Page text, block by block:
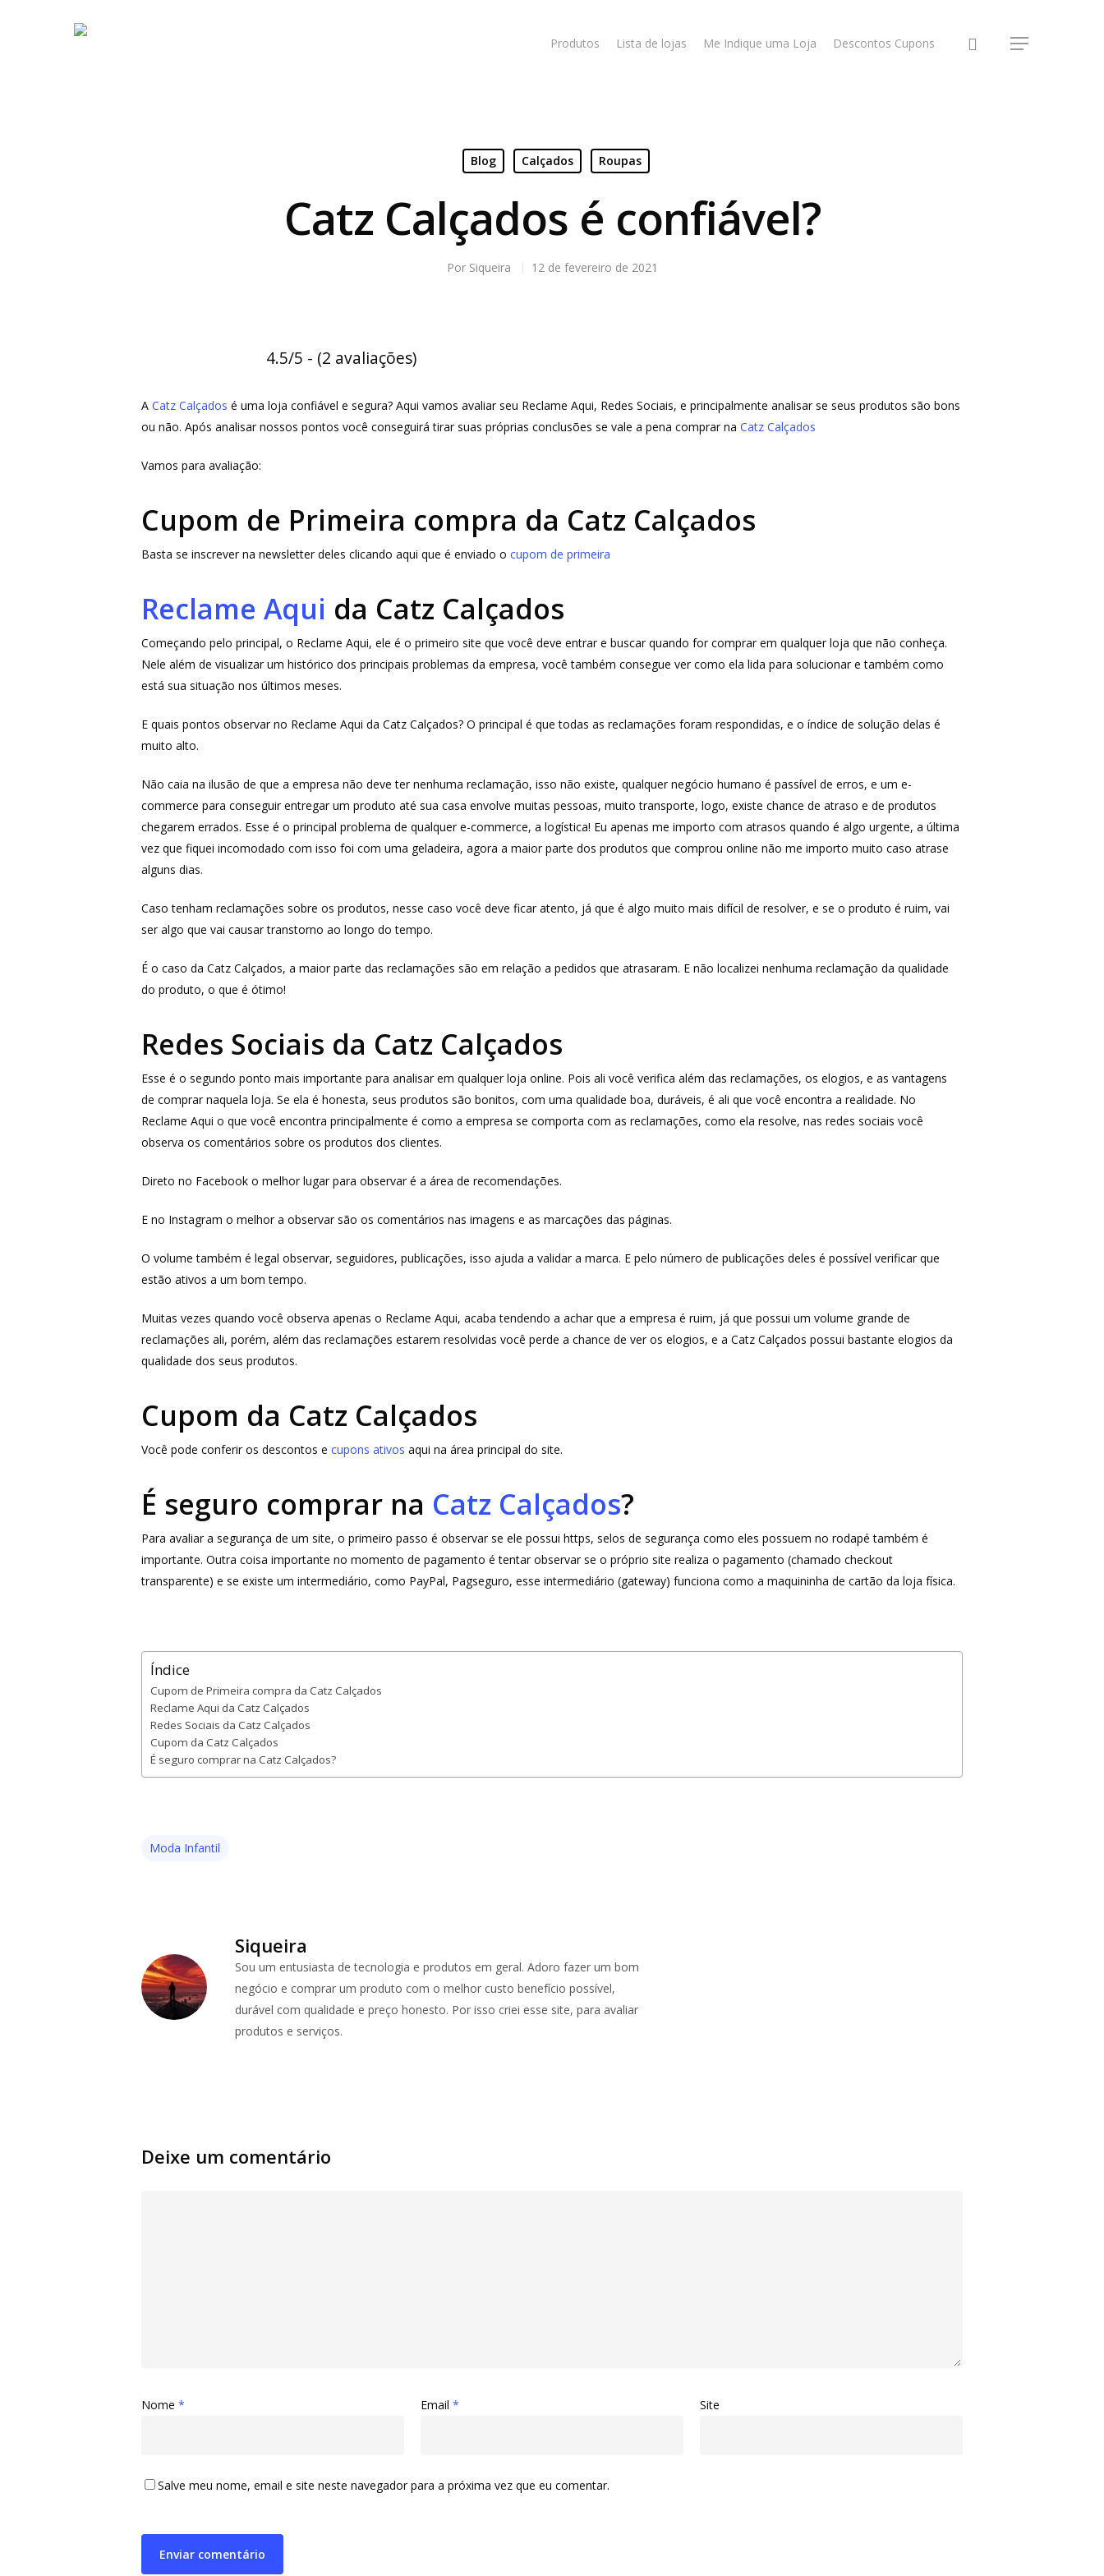
Aperte ENTER para buscar ou ESC para fechar
Produtos Lista de lojas Me Indique uma Loja Descontos Cupons
Blog Calçados Roupas
Catz Calçados é confiável?
Por Siqueira 12 de fevereiro de 2021
4.5/5 - (2 avaliações)
A Catz Calçados é uma loja confiável e segura? Aqui vamos avaliar seu Reclame Aqui, Redes Sociais, e principalmente analisar se seus produtos são bons
ou não. Após analisar nossos pontos você conseguirá tirar suas próprias conclusões se vale a pena comprar na Catz Calçados
Vamos para avaliação:
Cupom de Primeira compra da Catz Calçados
Basta se inscrever na newsletter deles clicando aqui que é enviado o cupom de primeira
Reclame Aqui da Catz Calçados
Começando pelo principal, o Reclame Aqui, ele é o primeiro site que você deve entrar e buscar quando for comprar em qualquer loja que não conheça.
Nele além de visualizar um histórico dos principais problemas da empresa, você também consegue ver como ela lida para solucionar e também como
está sua situação nos últimos meses.
E quais pontos observar no Reclame Aqui da Catz Calçados? O principal é que todas as reclamações foram respondidas, e o índice de solução delas é
muito alto.
Não caia na ilusão de que a empresa não deve ter nenhuma reclamação, isso não existe, qualquer negócio humano é passível de erros, e um e-
commerce para conseguir entregar um produto até sua casa envolve muitas pessoas, muito transporte, logo, existe chance de atraso e de produtos
chegarem errados. Esse é o principal problema de qualquer e-commerce, a logística! Eu apenas me importo com atrasos quando é algo urgente, a última
vez que fiquei incomodado com isso foi com uma geladeira, agora a maior parte dos produtos que comprou online não me importo muito caso atrase
alguns dias.
Caso tenham reclamações sobre os produtos, nesse caso você deve ficar atento, já que é algo muito mais difícil de resolver, e se o produto é ruim, vai
ser algo que vai causar transtorno ao longo do tempo.
É o caso da Catz Calçados, a maior parte das reclamações são em relação a pedidos que atrasaram. E não localizei nenhuma reclamação da qualidade
do produto, o que é ótimo!
Redes Sociais da Catz Calçados
Esse é o segundo ponto mais importante para analisar em qualquer loja online. Pois ali você verifica além das reclamações, os elogios, e as vantagens
de comprar naquela loja. Se ela é honesta, seus produtos são bonitos, com uma qualidade boa, duráveis, é ali que você encontra a realidade. No
Reclame Aqui o que você encontra principalmente é como a empresa se comporta com as reclamações, como ela resolve, nas redes sociais você
observa os comentários sobre os produtos dos clientes.
Direto no Facebook o melhor lugar para observar é a área de recomendações.
E no Instagram o melhor a observar são os comentários nas imagens e as marcações das páginas.
O volume também é legal observar, seguidores, publicações, isso ajuda a validar a marca. E pelo número de publicações deles é possível verificar que
estão ativos a um bom tempo.
Muitas vezes quando você observa apenas o Reclame Aqui, acaba tendendo a achar que a empresa é ruim, já que possui um volume grande de
reclamações ali, porém, além das reclamações estarem resolvidas você perde a chance de ver os elogios, e a Catz Calçados possui bastante elogios da
qualidade dos seus produtos.
Cupom da Catz Calçados
Você pode conferir os descontos e cupons ativos aqui na área principal do site.
É seguro comprar na Catz Calçados?
Para avaliar a segurança de um site, o primeiro passo é observar se ele possui https, selos de segurança como eles possuem no rodapé também é
importante. Outra coisa importante no momento de pagamento é tentar observar se o próprio site realiza o pagamento (chamado checkout
transparente) e se existe um intermediário, como PayPal, Pagseguro, esse intermediário (gateway) funciona como a maquininha de cartão da loja física.
Índice
Cupom de Primeira compra da Catz Calçados
Reclame Aqui da Catz Calçados
Redes Sociais da Catz Calçados
Cupom da Catz Calçados
É seguro comprar na Catz Calçados?
Moda Infantil
Siqueira
Sou um entusiasta de tecnologia e produtos em geral. Adoro fazer um bom
negócio e comprar um produto com o melhor custo benefício possível,
durável com qualidade e preço honesto. Por isso criei esse site, para avaliar
produtos e serviços.
Deixe um comentário
Nome * Email * Site
Salve meu nome, email e site neste navegador para a próxima vez que eu comentar.
MAIS ACESSADOS
Amazon